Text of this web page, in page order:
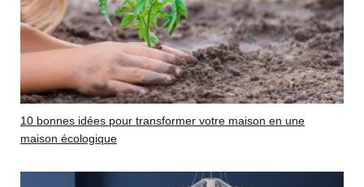
10 bonnes idées pour transformer votre maison en une
maison écologique